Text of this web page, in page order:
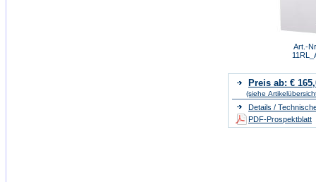
Art.-
Preis ab: €
(siehe
Details /
PDF-Prospektblatt